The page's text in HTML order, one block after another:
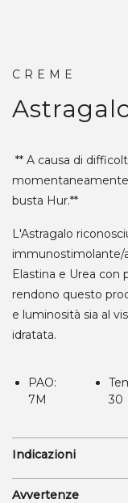
CREME
** A causa di
busta Hur.**
L'Astragalo
immunostimolante/
Elastina e Urea
rendono questo
e luminosità sia al
idratata.
PAO:
7M
30
Indicazioni
Avvertenze